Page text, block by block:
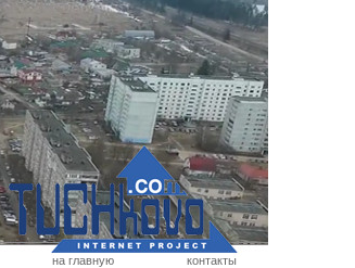
на главную
контакты